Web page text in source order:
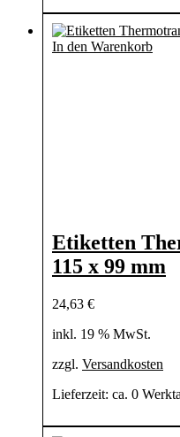
In den Warenkorb
Etiketten
115 x 99 mm
24,63 €
inkl. 19 % MwSt.
zzgl. Versandkosten
Lieferzeit: ca. 0